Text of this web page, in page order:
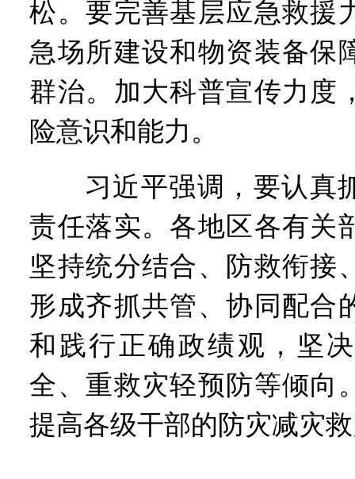
松。要完善基层应急救援
急场所建设和物资装备保
群治。加大科普宣传力度
险意识和能力。
习近平强调，要认真
责任落实。各地区各有关
坚持统分结合、防救衔接
形成齐抓共管、协同配合
和践行正确政绩观，坚
全、重救灾轻预防等倾向
提高各级干部的防灾减灾